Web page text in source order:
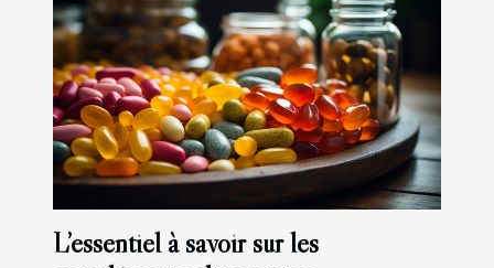
L’essentiel à savoir sur les